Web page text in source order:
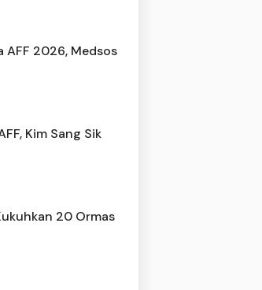
AFF 2026, Medsos
Kim Sang Sik
20 Ormas